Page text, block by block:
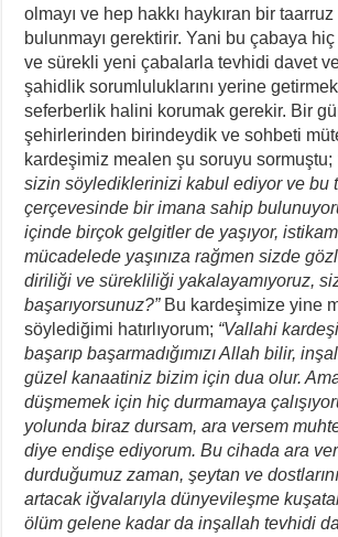
olmayı ve hep hakkı haykıran bir
bulunmayı gerektirir. Yani bu çabaya
ve sürekli yeni çabalarla tevhidi davet
şahidlik sorumluluklarını yerine
seferberlik halini korumak gerekir. Bir
şehirlerinden birindeydik ve sohbeti
kardeşimiz mealen şu soruyu sormuştu;
sizin söylediklerinizi kabul ediyor ve bu
çerçevesinde bir imana sahip
içinde birçok gelgitler de yaşıyor,
mücadelede yaşınıza rağmen sizde
diriliği ve sürekliliği yakalayamıyoruz,
başarıyorsunuz?”Bu kardeşimize yine
söylediğimi hatırlıyorum; “Vallahi
başarıp başarmadığımızı Allah bilir,
güzel kanaatiniz bizim için dua olur.
düşmemek için hiç durmamaya
yolunda biraz dursam, ara versem
diye endişe ediyorum. Bu cihada ara
durduğumuz zaman, şeytan ve
artacak iğvalarıyla dünyevileşme
ölüm gelene kadar da inşallah tevhidi